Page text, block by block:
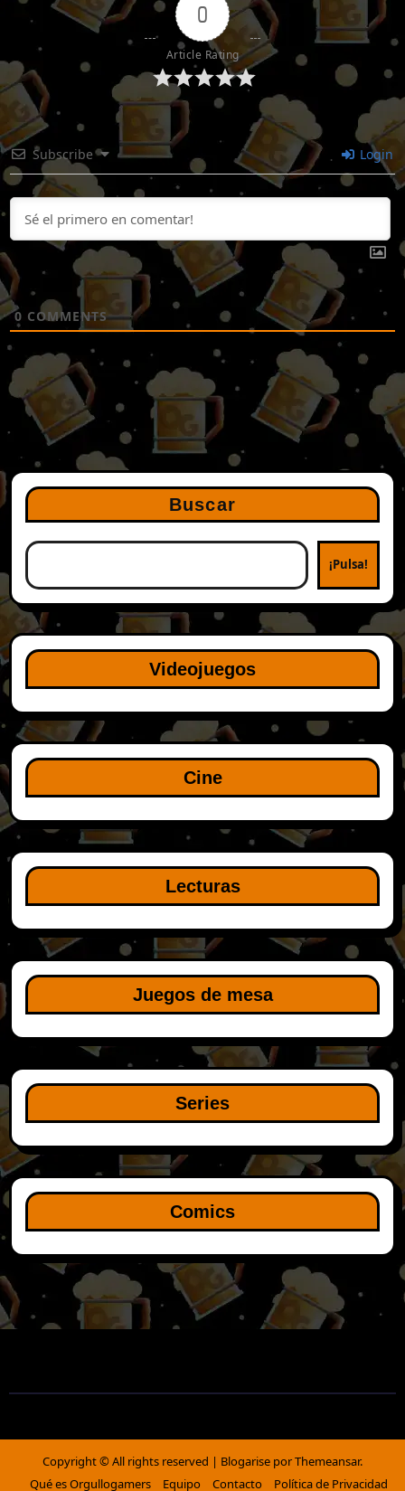
0
Article Rating
Subscribe Login
0 COMMENTS
Buscar
¡Pulsa!
Videojuegos
Cine
Lecturas
Juegos de mesa
Series
Comics
Copyright © All rights reserved | Blogarise porThemeansar.
Qué es Orgullogamers
Equipo Contacto Política de Privacidad